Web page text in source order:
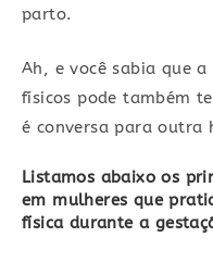
parto.
Ah, e você sabia que
físicos pode também
é conversa para outra
Listamos abaixo os
em mulheres que
física durante a